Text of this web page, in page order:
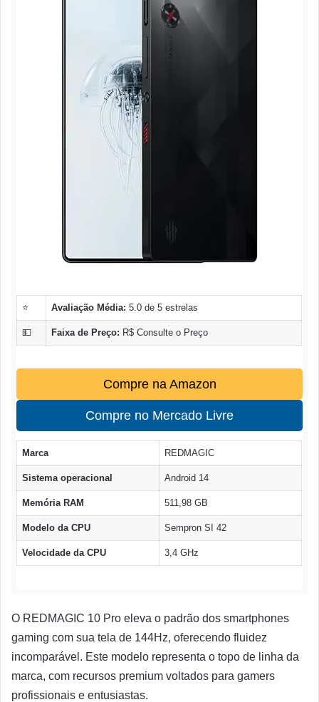
⭐ Avaliação Média: 5.0 de 5 estrelas
💵 Faixa de Preço: R$ Consulte o Preço
Compre na Amazon
Compre no Mercado Livre
Marca REDMAGIC
Sistema operacional Android 14
Memória RAM 511,98 GB
Modelo da CPU Sempron SI 42
Velocidade da CPU 3,4 GHz
O REDMAGIC 10 Pro eleva o padrão dos smartphones
gaming com sua tela de 144Hz, oferecendo fluidez
incomparável. Este modelo representa o topo de linha da
marca, com recursos premium voltados para gamers
profissionais e entusiastas.